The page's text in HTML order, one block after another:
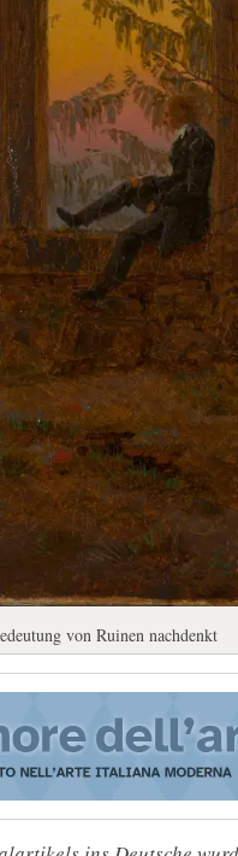
von Ruinen nachdenkt